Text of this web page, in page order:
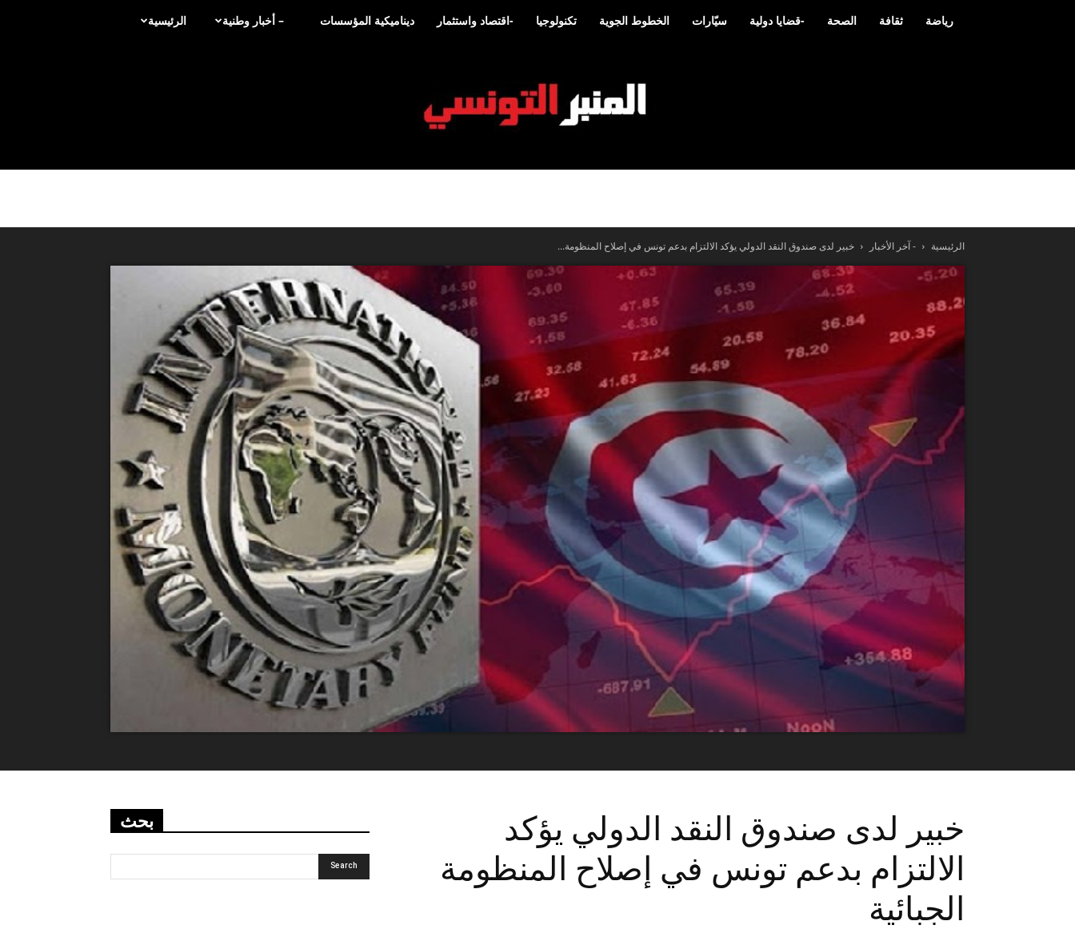
الرئيسية – أخبار وطنية ديناميكية المؤسسات -اقتصاد واستثمار تكنولوجيا الخطوط الجوية سيّارات -قضايا دولية الصحة ثقافة رياضة
التونسي
الرئيسية - آخر الأخبار خبير لدى صندوق النقد الدولي يؤكد الالتزام بدعم تونس في إصلاح المنظومة...
خبير لدى صندوق النقد الدولي يؤكد
الالتزام بدعم تونس في إصلاح المنظومة
الجبائية
بحث